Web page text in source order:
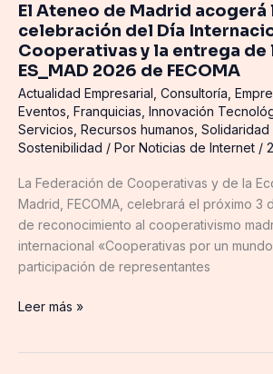
El Ateneo de Madrid acogerá
celebración del Día
Cooperativas y la entrega de
ES_MAD 2026 de FECOMA
Actualidad Empresarial Consultoría
Eventos Franquicias Innovación
Servicios Recursos humanos
Sostenibilidad / Por Noticias de Internet /
La Federación de Cooperativas y de la
Madrid, FECOMA, celebrará el próximo 3
de reconocimiento al cooperativismo
internacional «Cooperativas por un
participación de representantes
Leer más »